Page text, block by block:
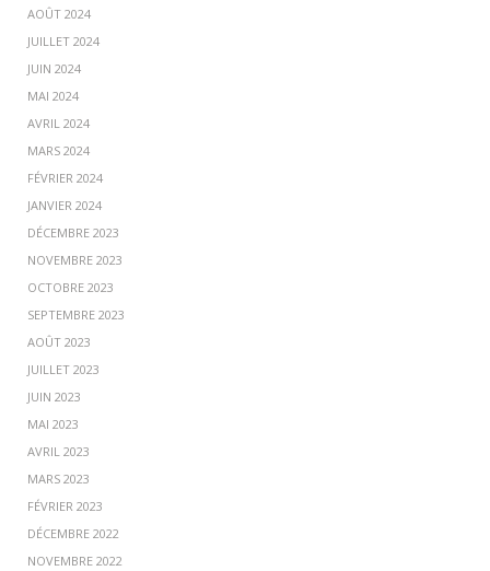
AOÛT 2024
JUILLET 2024
JUIN 2024
MAI 2024
AVRIL 2024
MARS 2024
FÉVRIER 2024
JANVIER 2024
DÉCEMBRE 2023
NOVEMBRE 2023
OCTOBRE 2023
SEPTEMBRE 2023
AOÛT 2023
JUILLET 2023
JUIN 2023
MAI 2023
AVRIL 2023
MARS 2023
FÉVRIER 2023
DÉCEMBRE 2022
NOVEMBRE 2022